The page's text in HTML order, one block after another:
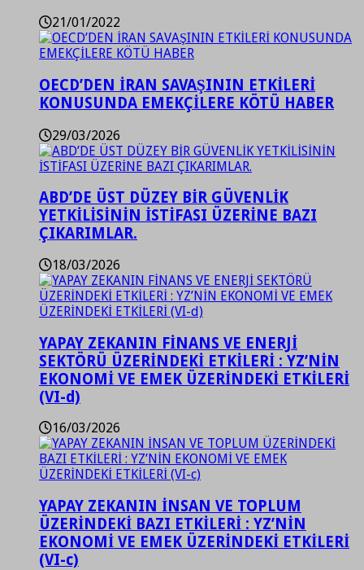
21/01/2022
OECD’DEN İRAN SAVAŞININ ETKİLERİ
KONUSUNDA EMEKÇİLERE KÖTÜ HABER
29/03/2026
ABD’DE ÜST DÜZEY BİR GÜVENLİK
YETKİLİSİNİN İSTİFASI ÜZERİNE BAZI
ÇIKARIMLAR.
18/03/2026
YAPAY ZEKANIN FİNANS VE ENERJİ
SEKTÖRÜ ÜZERİNDEKİ ETKİLERİ : YZ’NİN
EKONOMİ VE EMEK ÜZERİNDEKİ ETKİLERİ
(VI-d)
16/03/2026
YAPAY ZEKANIN İNSAN VE TOPLUM
ÜZERİNDEKİ BAZI ETKİLERİ : YZ’NİN
EKONOMİ VE EMEK ÜZERİNDEKİ ETKİLERİ
(VI-c)